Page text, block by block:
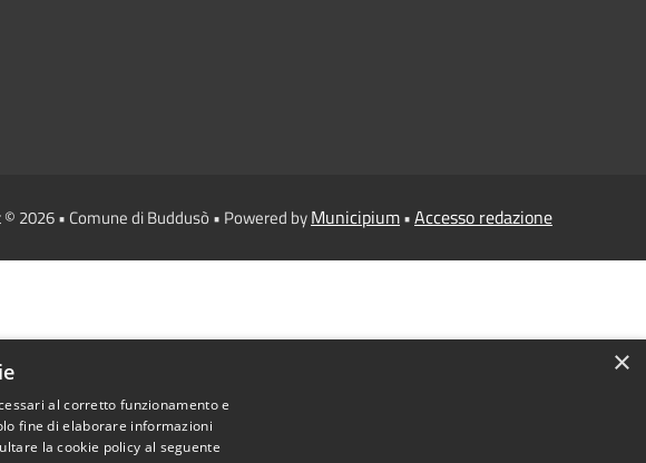
2026 • Comune di Buddusò • Powered byMunicipium•Accesso redazione
×
al corretto funzionamento e
fine di elaborare informazioni
la cookie policy al seguente